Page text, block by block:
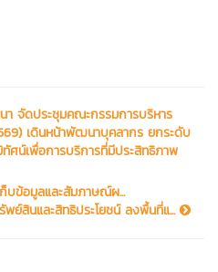
า จัดประชุมคณะกรรมการบริหาร
เดินหน้าพัฒนาบุคลากร ยกระดับ
ศน์เพื่อการบริการที่มีประสิทธิภาพ
บข้อมูลและสัมภาษณ์ผ...
พย์สินและสิทธิประโยชน์ ลงพื้นที่แ...